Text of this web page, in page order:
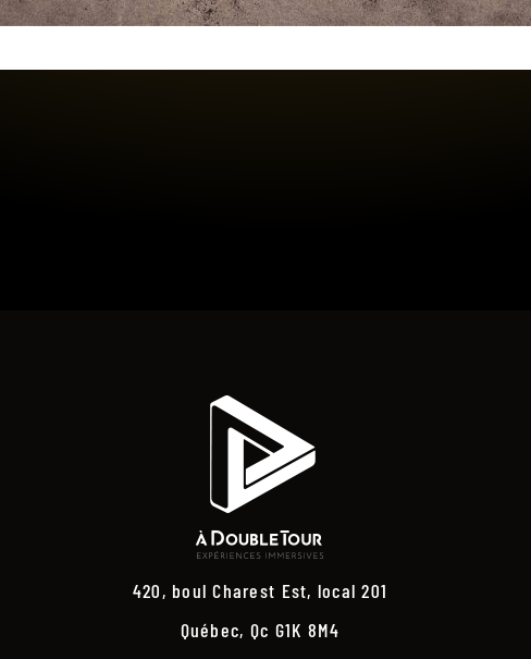
420, boul Charest Est, local 201
Québec, Qc G1K 8M4